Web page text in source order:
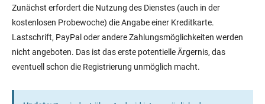
Zunächst erfordert die Nutzung des Dienstes (auch in der
kostenlosen Probewoche) die Angabe einer Kreditkarte.
Lastschrift, PayPal oder andere Zahlungsmöglichkeiten werden
nicht angeboten. Das ist das erste potentielle Ärgernis, das
eventuell schon die Registrierung unmöglich macht.